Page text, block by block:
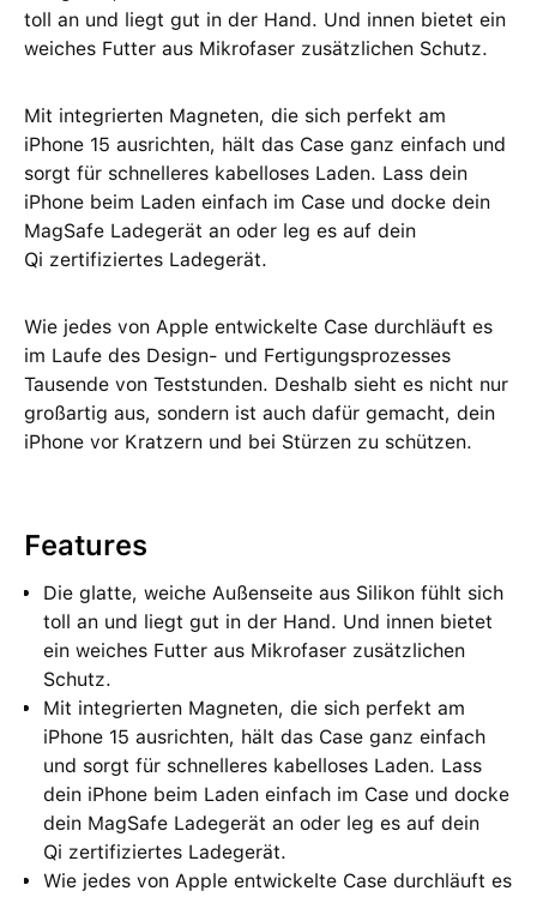
toll an und liegt gut in der Hand. Und innen bietet ein
weiches Futter aus Mikrofaser zusätzlichen Schutz.
Mit integrierten Magneten, die sich perfekt am
iPhone 15 ausrichten, hält das Case ganz einfach und
sorgt für schnelleres kabelloses Laden. Lass dein
iPhone beim Laden einfach im Case und docke dein
MagSafe Ladegerät an oder leg es auf dein
Qi zertifiziertes Ladegerät.
Wie jedes von Apple entwickelte Case durchläuft es
im Laufe des Design‑ und Fertigungs­prozesses
Tausende von Teststunden. Deshalb sieht es nicht nur
großartig aus, sondern ist auch dafür gemacht, dein
iPhone vor Kratzern und bei Stürzen zu schützen.
Features
Die glatte, weiche Außenseite aus Silikon fühlt sich
toll an und liegt gut in der Hand. Und innen bietet
ein weiches Futter aus Mikrofaser zusätzlichen
Schutz.
Mit integrierten Magneten, die sich perfekt am
iPhone 15 ausrichten, hält das Case ganz einfach
und sorgt für schnelleres kabelloses Laden. Lass
dein iPhone beim Laden einfach im Case und docke
dein MagSafe Ladegerät an oder leg es auf dein
Qi zertifiziertes Ladegerät.
Wie jedes von Apple entwickelte Case durchläuft es